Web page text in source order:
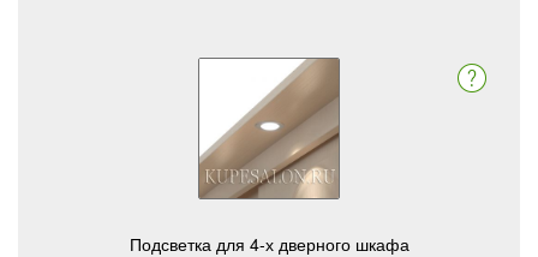
Подсветка для 4-х дверного шкафа